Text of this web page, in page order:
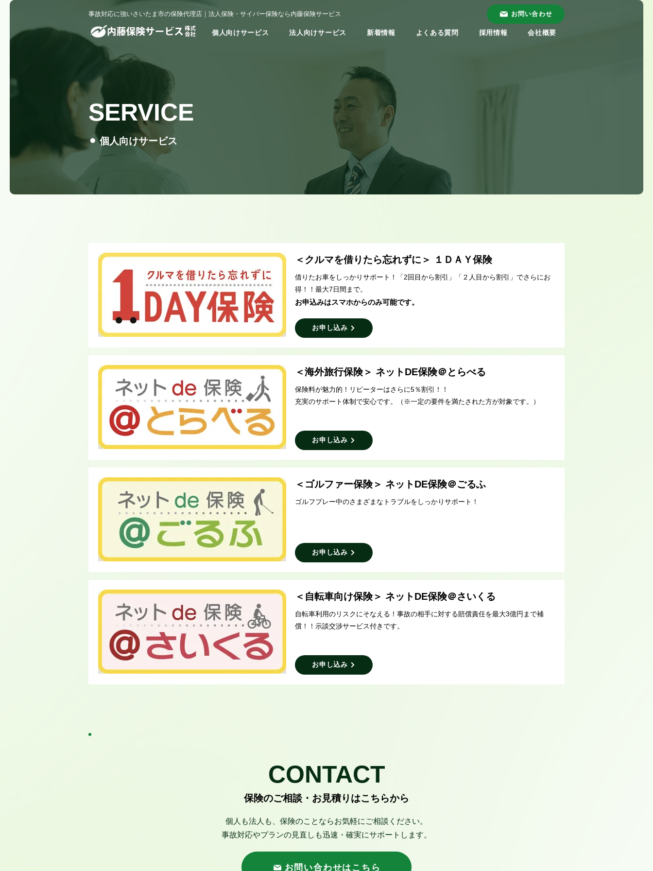
事故対応に強いさいたま市の保険代理店｜法人保険・サイバー保険なら内藤保険サービス お問い合わせ
個人向けサービス 法人向けサービス 新着情報 よくある質問 採用情報 会社概要
SERVICE
​⚫︎ 個人向けサービス
＜クルマを借りたら忘れずに＞ １ＤＡＹ保険
借りたお車をしっかりサポート！「2回目から割引」「２人目から割引」でさらにお
得！！最大7日間まで。
お申込みはスマホからのみ可能です。
お申し込み
＜海外旅行保険＞ ネットDE保険＠とらべる
保険料が魅力的！リピーターはさらに5％割引！！
充実のサポート体制で安心です。（※一定の要件を満たされた方が対象です。）
お申し込み
＜ゴルファー保険＞ ネットDE保険＠ごるふ
ゴルフプレー中のさまざまなトラブルをしっかりサポート！
お申し込み
＜自転車向け保険＞ ネットDE保険＠さいくる
自転車利用のリスクにそなえる！事故の相手に対する賠償責任を最大3億円まで補
償！！示談交渉サービス付きです。
お申し込み
CONTACT
保険のご相談・お見積りはこちらから
個人も法人も、保険のことならお気軽にご相談ください。
事故対応やプランの見直しも迅速・確実にサポートします。
お問い合わせはこちら